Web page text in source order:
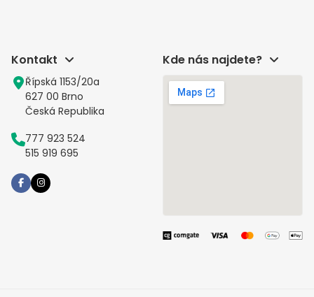
Kontakt
Řípská 1153/20a
627 00 Brno
Česká Republika
777 923 524
515 919 695
Kde nás najdete?